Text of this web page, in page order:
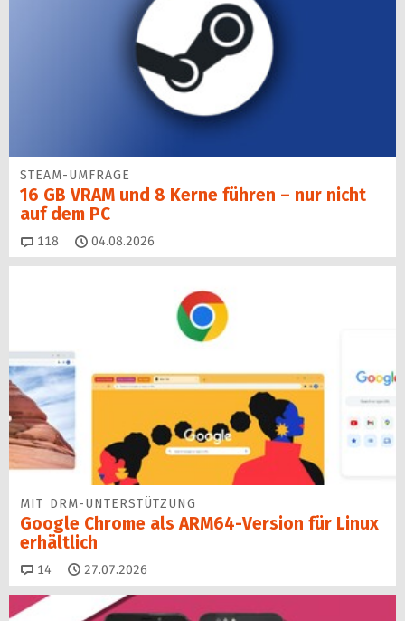
STEAM-UMFRAGE
16 GB VRAM und 8 Kerne führen – nur nicht
auf dem PC
118 Kommentare
04.08.2026
MIT DRM-UNTERSTÜTZUNG
Google Chrome als ARM64-Version für Linux
erhältlich
14 Kommentare
27.07.2026